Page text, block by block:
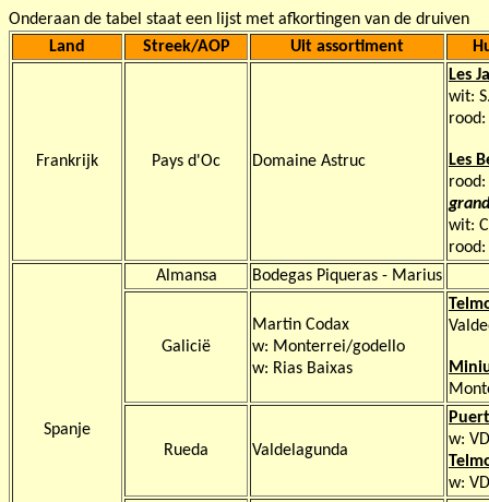
Onderaan de tabel staat een lijst met afkortingen van de druiven
Land
Streek/AOP Uit assortiment
Frankrijk Pays d'Oc Domaine Astruc
Les
wit:
rood:
Les
rood:
wit:
rood:
Spanje
Almansa Bodegas Piqueras - Marius
Galicië
Martin Codax
w: Monterrei/godello
w: Rias Baixas
Rueda Valdelagunda
w:
w: VD